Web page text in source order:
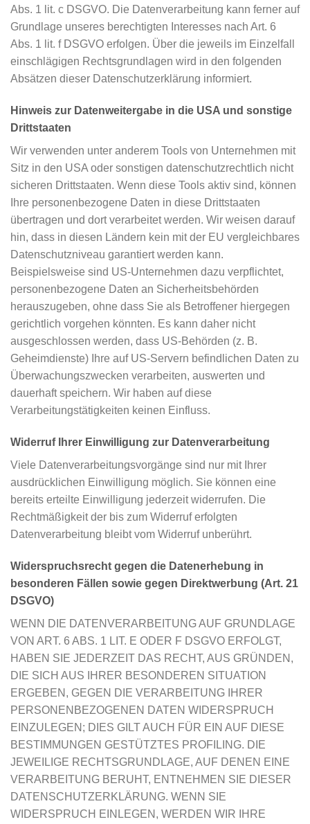
Abs. 1 lit. c DSGVO. Die Datenverarbeitung kann ferner auf
Grundlage unseres berechtigten Interesses nach Art. 6
Abs. 1 lit. f DSGVO erfolgen. Über die jeweils im Einzelfall
einschlägigen Rechtsgrundlagen wird in den folgenden
Absätzen dieser Datenschutzerklärung informiert.
Hinweis zur Datenweitergabe in die USA und sonstige
Drittstaaten
Wir verwenden unter anderem Tools von Unternehmen mit
Sitz in den USA oder sonstigen datenschutzrechtlich nicht
sicheren Drittstaaten. Wenn diese Tools aktiv sind, können
Ihre personenbezogene Daten in diese Drittstaaten
übertragen und dort verarbeitet werden. Wir weisen darauf
hin, dass in diesen Ländern kein mit der EU vergleichbares
Datenschutzniveau garantiert werden kann.
Beispielsweise sind US-Unternehmen dazu verpflichtet,
personenbezogene Daten an Sicherheitsbehörden
herauszugeben, ohne dass Sie als Betroffener hiergegen
gerichtlich vorgehen könnten. Es kann daher nicht
ausgeschlossen werden, dass US-Behörden (z. B.
Geheimdienste) Ihre auf US-Servern befindlichen Daten zu
Überwachungszwecken verarbeiten, auswerten und
dauerhaft speichern. Wir haben auf diese
Verarbeitungstätigkeiten keinen Einfluss.
Widerruf Ihrer Einwilligung zur Datenverarbeitung
Viele Datenverarbeitungsvorgänge sind nur mit Ihrer
ausdrücklichen Einwilligung möglich. Sie können eine
bereits erteilte Einwilligung jederzeit widerrufen. Die
Rechtmäßigkeit der bis zum Widerruf erfolgten
Datenverarbeitung bleibt vom Widerruf unberührt.
Widerspruchsrecht gegen die Datenerhebung in
besonderen Fällen sowie gegen Direktwerbung (Art. 21
DSGVO)
WENN DIE DATENVERARBEITUNG AUF GRUNDLAGE
VON ART. 6 ABS. 1 LIT. E ODER F DSGVO ERFOLGT,
HABEN SIE JEDERZEIT DAS RECHT, AUS GRÜNDEN,
DIE SICH AUS IHRER BESONDEREN SITUATION
ERGEBEN, GEGEN DIE VERARBEITUNG IHRER
PERSONENBEZOGENEN DATEN WIDERSPRUCH
EINZULEGEN; DIES GILT AUCH FÜR EIN AUF DIESE
BESTIMMUNGEN GESTÜTZTES PROFILING. DIE
JEWEILIGE RECHTSGRUNDLAGE, AUF DENEN EINE
VERARBEITUNG BERUHT, ENTNEHMEN SIE DIESER
DATENSCHUTZERKLÄRUNG. WENN SIE
WIDERSPRUCH EINLEGEN, WERDEN WIR IHRE